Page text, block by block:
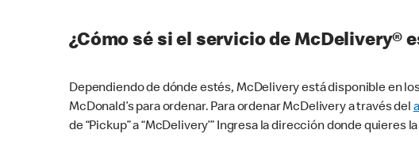
¿Cómo sé si el servicio de McDelivery®
Dependiendo de dónde estés, McDelivery está disponible en
McDonald’s para ordenar. Para ordenar McDelivery a través del
de “Pickup” a “McDelivery’” Ingresa la dirección donde quieres